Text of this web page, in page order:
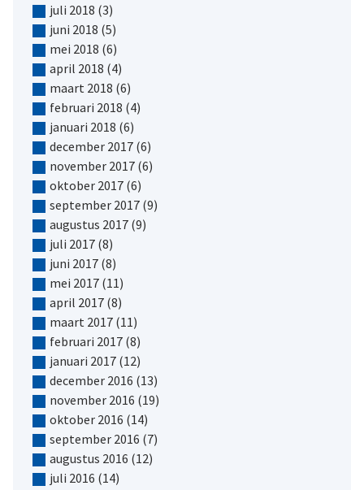
juli 2018 (3)
juni 2018 (5)
mei 2018 (6)
april 2018 (4)
maart 2018 (6)
februari 2018 (4)
januari 2018 (6)
december 2017(6)
november 2017(6)
oktober 2017(6)
september 2017(9)
augustus 2017(9)
juli 2017(8)
juni 2017(8)
mei 2017(11)
april 2017(8)
maart 2017(11)
februari 2017(8)
januari 2017(12)
december 2016 (13)
november 2016 (19)
oktober 2016 (14)
september 2016 (7)
augustus 2016 (12)
juli 2016 (14)